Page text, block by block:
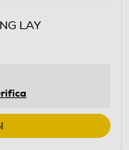
LAY